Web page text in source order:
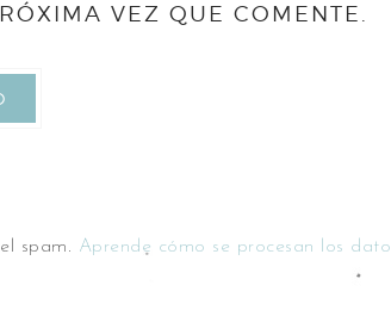
VEZ QUE COMENTE.
spam. Aprende cómo se procesan los